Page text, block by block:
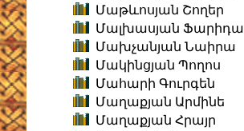
Մաթևոսյան Շողեր
Մալխասյան Ֆարիդա
Մախչանյան Նաիրա
Մակինցյան Պողոս
Մահարի Գուրգեն
Մաղաքյան Արմինե
Մաղաքյան Հրայր